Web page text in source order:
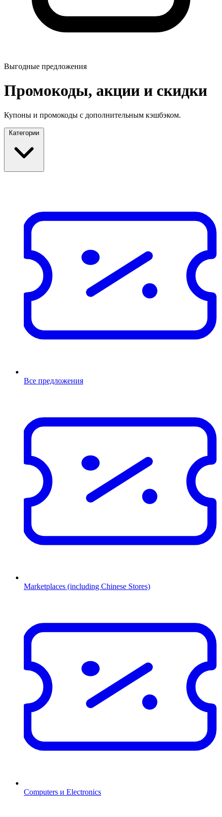
Выгодные предложения
Промокоды, акции и скидки
Купоны и промокоды с дополнительным кэшбэком.
Категории
Все предложения
Marketplaces (including Chinese Stores)
Computers и Electronics